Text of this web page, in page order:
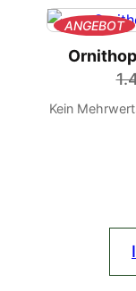
ANGEBOT
Kein